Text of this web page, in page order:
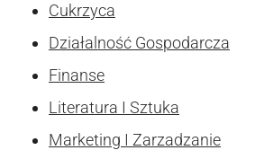
Cukrzyca
Działalność Gospodarcza
Finanse
Literatura I Sztuka
Marketing I Zarzadzanie